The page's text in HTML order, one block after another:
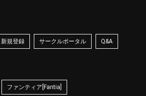
新規登録 サークルポータル Q&A
ファンティア[Fantia]